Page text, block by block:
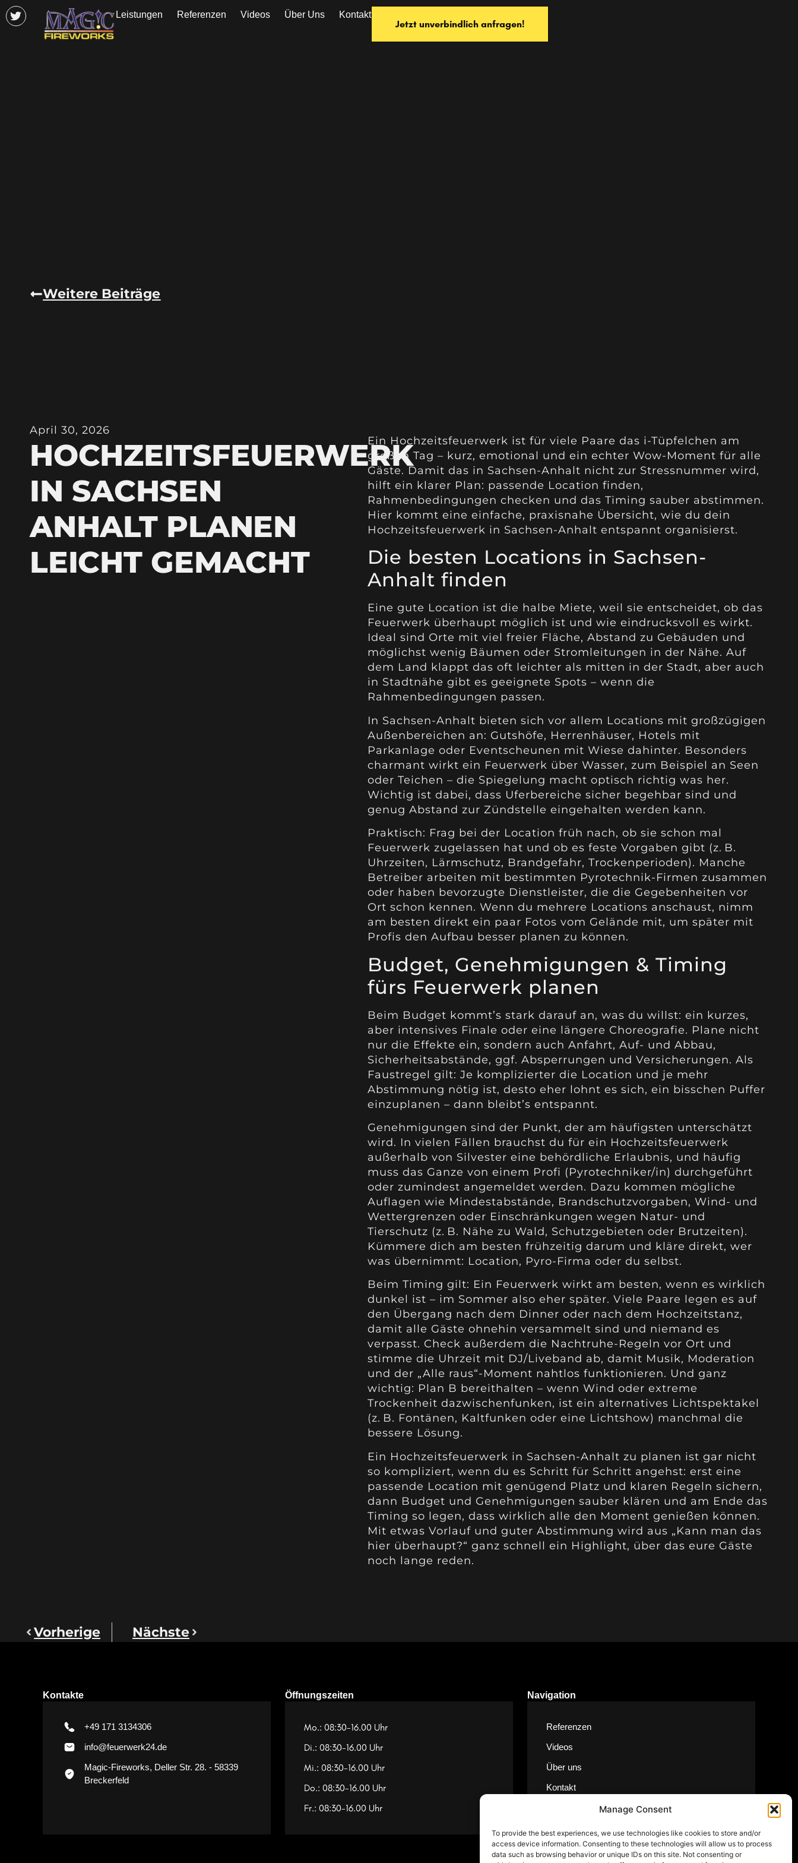
Manage Consent
To provide the best experiences, we use technologies like cookies to store and/or
access device information. Consenting to these technologies will allow us to process
data such as browsing behavior or unique IDs on this site. Not consenting or
Leistungen Referenzen Videos Über Uns Kontakt
Jetzt unverbindlich anfragen!
Weitere Beiträge
April 30, 2026
HOCHZEITSFEUERWERK
IN SACHSEN
ANHALT PLANEN
LEICHT GEMACHT
Ein Hochzeitsfeuerwerk ist für viele Paare das i-Tüpfelchen am
großen Tag – kurz, emotional und ein echter Wow-Moment für alle
Gäste. Damit das in Sachsen-Anhalt nicht zur Stressnummer wird,
hilft ein klarer Plan: passende Location finden,
Rahmenbedingungen checken und das Timing sauber abstimmen.
Hier kommt eine einfache, praxisnahe Übersicht, wie du dein
Hochzeitsfeuerwerk in Sachsen-Anhalt entspannt organisierst.
Die besten Locations in Sachsen-
Anhalt finden
Eine gute Location ist die halbe Miete, weil sie entscheidet, ob das
Feuerwerk überhaupt möglich ist und wie eindrucksvoll es wirkt.
Ideal sind Orte mit viel freier Fläche, Abstand zu Gebäuden und
möglichst wenig Bäumen oder Stromleitungen in der Nähe. Auf
dem Land klappt das oft leichter als mitten in der Stadt, aber auch
in Stadtnähe gibt es geeignete Spots – wenn die
Rahmenbedingungen passen.
In Sachsen-Anhalt bieten sich vor allem Locations mit großzügigen
Außenbereichen an: Gutshöfe, Herrenhäuser, Hotels mit
Parkanlage oder Eventscheunen mit Wiese dahinter. Besonders
charmant wirkt ein Feuerwerk über Wasser, zum Beispiel an Seen
oder Teichen – die Spiegelung macht optisch richtig was her.
Wichtig ist dabei, dass Uferbereiche sicher begehbar sind und
genug Abstand zur Zündstelle eingehalten werden kann.
Praktisch: Frag bei der Location früh nach, ob sie schon mal
Feuerwerk zugelassen hat und ob es feste Vorgaben gibt (z. B.
Uhrzeiten, Lärmschutz, Brandgefahr, Trockenperioden). Manche
Betreiber arbeiten mit bestimmten Pyrotechnik-Firmen zusammen
oder haben bevorzugte Dienstleister, die die Gegebenheiten vor
Ort schon kennen. Wenn du mehrere Locations anschaust, nimm
am besten direkt ein paar Fotos vom Gelände mit, um später mit
Profis den Aufbau besser planen zu können.
Budget, Genehmigungen & Timing
fürs Feuerwerk planen
Beim Budget kommt’s stark darauf an, was du willst: ein kurzes,
aber intensives Finale oder eine längere Choreografie. Plane nicht
nur die Effekte ein, sondern auch Anfahrt, Auf- und Abbau,
Sicherheitsabstände, ggf. Absperrungen und Versicherungen. Als
Faustregel gilt: Je komplizierter die Location und je mehr
Abstimmung nötig ist, desto eher lohnt es sich, ein bisschen Puffer
einzuplanen – dann bleibt’s entspannt.
Genehmigungen sind der Punkt, der am häufigsten unterschätzt
wird. In vielen Fällen brauchst du für ein Hochzeitsfeuerwerk
außerhalb von Silvester eine behördliche Erlaubnis, und häufig
muss das Ganze von einem Profi (Pyrotechniker/in) durchgeführt
oder zumindest angemeldet werden. Dazu kommen mögliche
Auflagen wie Mindestabstände, Brandschutzvorgaben, Wind- und
Wettergrenzen oder Einschränkungen wegen Natur- und
Tierschutz (z. B. Nähe zu Wald, Schutzgebieten oder Brutzeiten).
Kümmere dich am besten frühzeitig darum und kläre direkt, wer
was übernimmt: Location, Pyro-Firma oder du selbst.
Beim Timing gilt: Ein Feuerwerk wirkt am besten, wenn es wirklich
dunkel ist – im Sommer also eher später. Viele Paare legen es auf
den Übergang nach dem Dinner oder nach dem Hochzeitstanz,
damit alle Gäste ohnehin versammelt sind und niemand es
verpasst. Check außerdem die Nachtruhe-Regeln vor Ort und
stimme die Uhrzeit mit DJ/Liveband ab, damit Musik, Moderation
und der „Alle raus“-Moment nahtlos funktionieren. Und ganz
wichtig: Plan B bereithalten – wenn Wind oder extreme
Trockenheit dazwischenfunken, ist ein alternatives Lichtspektakel
(z. B. Fontänen, Kaltfunken oder eine Lichtshow) manchmal die
bessere Lösung.
Ein Hochzeitsfeuerwerk in Sachsen-Anhalt zu planen ist gar nicht
so kompliziert, wenn du es Schritt für Schritt angehst: erst eine
passende Location mit genügend Platz und klaren Regeln sichern,
dann Budget und Genehmigungen sauber klären und am Ende das
Timing so legen, dass wirklich alle den Moment genießen können.
Mit etwas Vorlauf und guter Abstimmung wird aus „Kann man das
hier überhaupt?“ ganz schnell ein Highlight, über das eure Gäste
noch lange reden.
Vorherige Nächste
Kontakte
+49 171 3134306
info@feuerwerk24.de
Magic-Fireworks, Deller Str. 28. - 58339
Breckerfeld
Öffnungszeiten
Mo.: 08:30-16.00 Uhr
Di.: 08:30-16.00 Uhr
Mi.: 08:30-16.00 Uhr
Do.: 08:30-16.00 Uhr
Fr.: 08:30-16.00 Uhr
Navigation
Referenzen
Videos
Über uns
Kontakt